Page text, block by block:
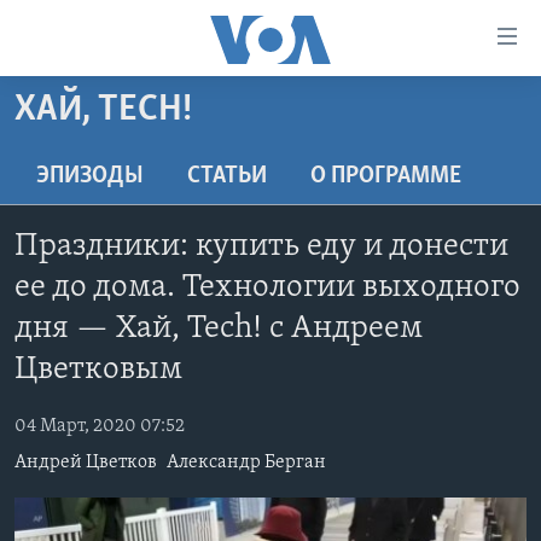
Перейти
на
контент
основной
навигации
Перейти
ГЛАВНОЕ
ПРОГРАММЫ
НОВОСТИ ЗА МИНУТУ
ИТОГИ
ПОЧЕМУ ЭТО ВАЖНО?
ДЕТАЛИ
НЬЮ-ЙОРК NEW YORK
АМЕРИКА. БОЛЬШОЕ ПУТЕШЕСТВИЕ
УЧИМ АНГЛИЙСКИЙ
НАША АМЕРИКАНСКАЯ ИСТОРИЯ
А КАК В АМЕРИКЕ?
АМЕРИКАНСКИЕ ГОРОДКИ
ТЕСТЫ
ЭКСПЕРТИЗА
ИНТЕРВЬЮ
ФАКТЫ ПРОТИВ ФЕЙКОВ
ЗА СВОБОДУ ПРЕССЫ
УЧИМ АНГЛИЙСКИЙ
ВИДЕО
ПОДПИСКА НА НОВОСТИ
ХАЙ, TECH!
ЭПИЗОДЫ СТАТЬИ O ПРОГРАММЕ
Праздники: купить еду и донести
ее до дома. Технологии выходного
дня — Хай, Tech! с Андреем
Цветковым
04 Март, 2020 07:52
Андрей Цветков Александр Берган